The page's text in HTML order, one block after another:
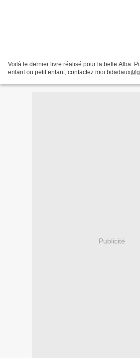
Voilà le dernier livre réalisé pour la belle Alba.
enfant ou petit enfant, contactez moi
Publicité